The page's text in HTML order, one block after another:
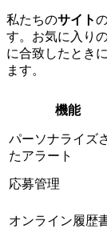
私たちのサイト
す。お気に入り
に合致したとき
ます。
機能
パーソナライズ
たアラート
応募管理
オンライン履歴